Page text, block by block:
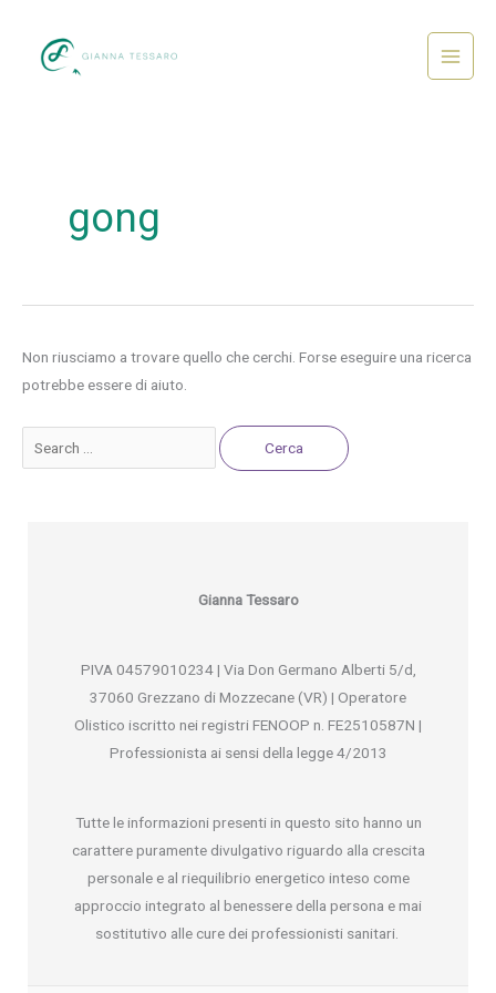
contenuto
Main
gong
Non riusciamo a trovare quello che cerchi. Forse eseguire una ricerca
potrebbe essere di aiuto.
Gianna Tessaro
PIVA 04579010234 | Via Don Germano Alberti 5/d,
37060 Grezzano di Mozzecane (VR) | Operatore
Olistico iscritto nei registri FENOOP n. FE2510587N |
Professionista ai sensi della legge 4/2013
Tutte le informazioni presenti in questo sito hanno un
carattere puramente divulgativo riguardo alla crescita
personale e al riequilibrio energetico inteso come
approccio integrato al benessere della persona e mai
sostitutivo alle cure dei professionisti sanitari.